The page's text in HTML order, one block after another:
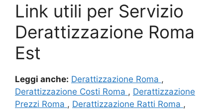
Link utili per Servizio
Derattizzazione Roma
Est
Leggi anche: Derattizzazione Roma ,
Derattizzazione Costi Roma , Derattizzazione
Prezzi Roma , Derattizzazione Ratti Roma ,